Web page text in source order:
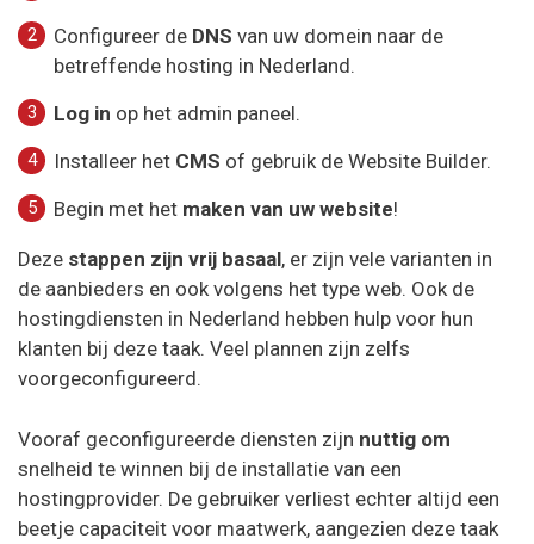
Configureer de DNS van uw domein naar de
betreffende hosting in Nederland.
Log in op het admin paneel.
Installeer het CMS of gebruik de Website Builder.
Begin met het maken van uw website!
Deze stappen zijn vrij basaal, er zijn vele varianten in
de aanbieders en ook volgens het type web. Ook de
hostingdiensten in Nederland hebben hulp voor hun
klanten bij deze taak. Veel plannen zijn zelfs
voorgeconfigureerd.
Vooraf geconfigureerde diensten zijn nuttig om
snelheid te winnen bij de installatie van een
hostingprovider. De gebruiker verliest echter altijd een
beetje capaciteit voor maatwerk, aangezien deze taak